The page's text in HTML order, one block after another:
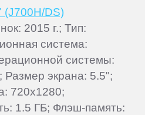
(J700H/DS)
2015 г.; Тип:
система:
системы:
Размер экрана: 5.5";
720x1280;
1.5 ГБ; Флэш-память: